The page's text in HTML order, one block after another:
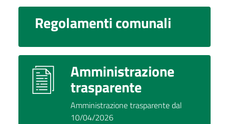
Regolamenti comunali
Amministrazione
trasparente
Amministrazione trasparente dal
10/04/2026